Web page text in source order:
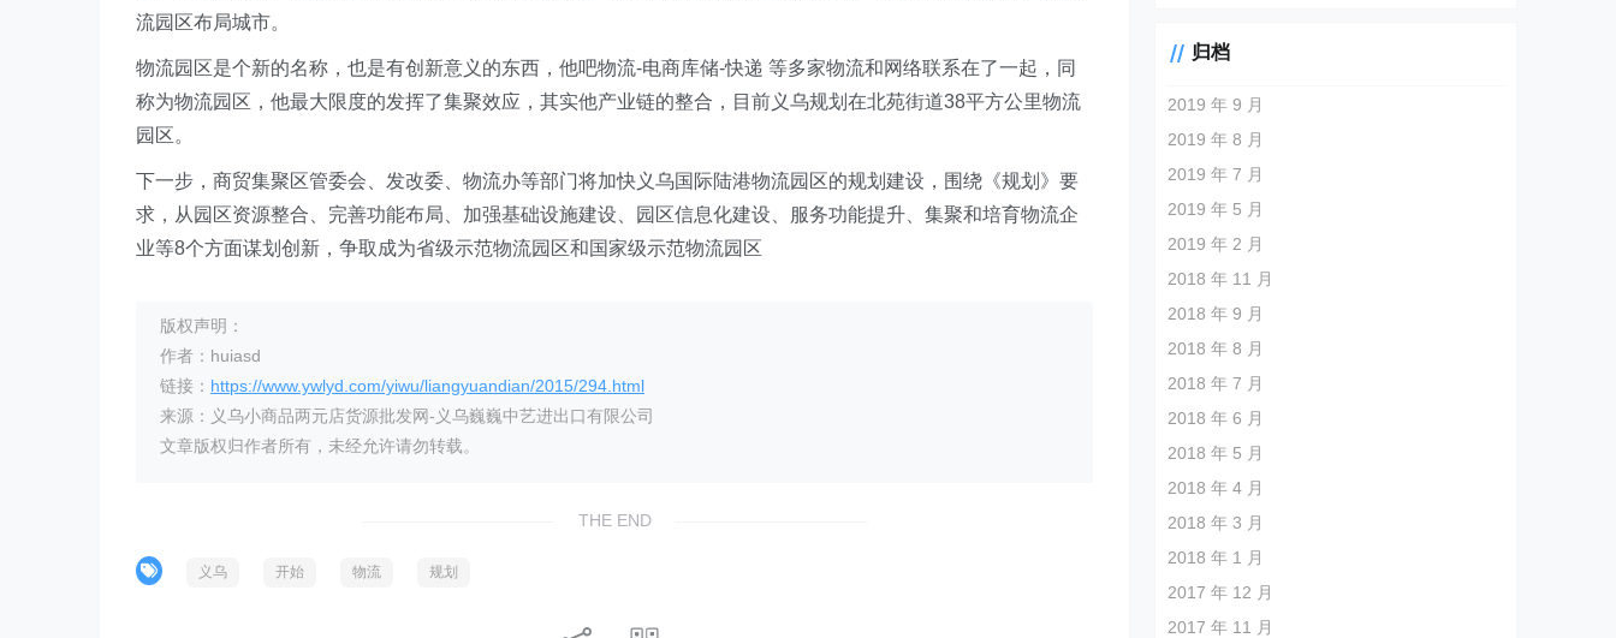
流园区布局城市。
物流园区是个新的名称，也是有创新意义的东西，他吧物流-电商库储-快递 等多家物流和网络联系在了一起，同
称为物流园区，他最大限度的发挥了集聚效应，其实他产业链的整合，目前义乌规划在北苑街道38平方公里物流
园区。
下一步，商贸集聚区管委会、发改委、物流办等部门将加快义乌国际陆港物流园区的规划建设，围绕《规划》要
求，从园区资源整合、完善功能布局、加强基础设施建设、园区信息化建设、服务功能提升、集聚和培育物流企
业等8个方面谋划创新，争取成为省级示范物流园区和国家级示范物流园区
版权声明：
作者：huiasd
链接： https://www.ywlyd.com/yiwu/liangyuandian/2015/294.html
来源：义乌小商品两元店货源批发网-义乌巍巍中艺进出口有限公司
文章版权归作者所有，未经允许请勿转载。
THE END
义乌 开始 物流 规划
归档
2019 年 9 月
2019 年 8 月
2019 年 7 月
2019 年 5 月
2019 年 2 月
2018 年 11 月
2018 年 9 月
2018 年 8 月
2018 年 7 月
2018 年 6 月
2018 年 5 月
2018 年 4 月
2018 年 3 月
2018 年 1 月
2017 年 12 月
2017 年 11 月